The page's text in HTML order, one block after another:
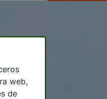
web,
de